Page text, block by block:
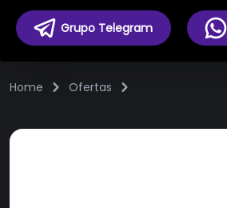
Grupo Telegram
Home Ofertas